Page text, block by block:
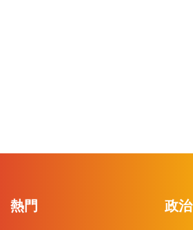
熱門 政治